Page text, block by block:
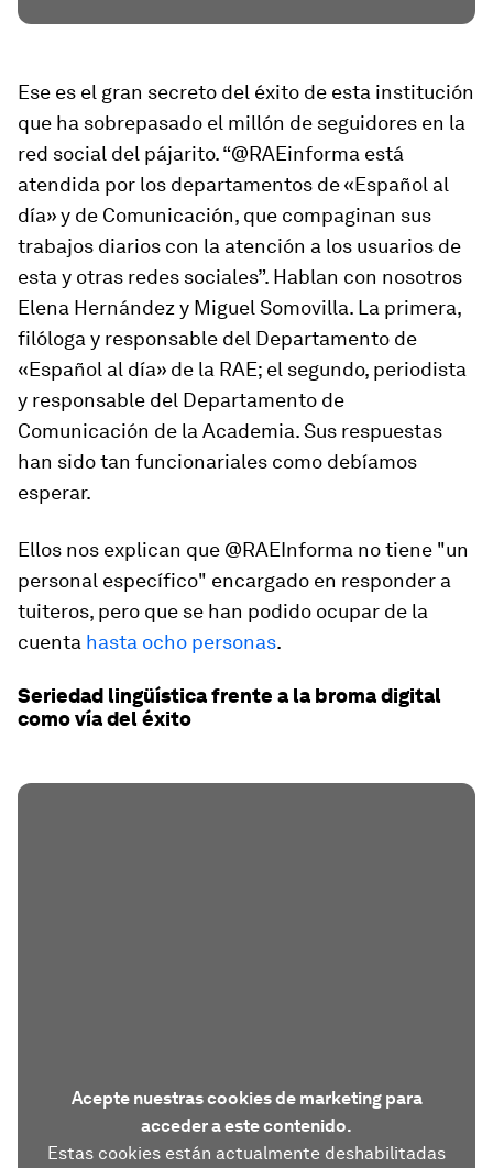
Ese es el gran secreto del éxito de esta institución
que ha sobrepasado el millón de seguidores en la
red social del pájarito. “@RAEinforma está
atendida por los departamentos de «Español al
día» y de Comunicación, que compaginan sus
trabajos diarios con la atención a los usuarios de
esta y otras redes sociales”. Hablan con nosotros
Elena Hernández y Miguel Somovilla. La primera,
filóloga y responsable del Departamento de
«Español al día» de la RAE; el segundo, periodista
y responsable del Departamento de
Comunicación de la Academia. Sus respuestas
han sido tan funcionariales como debíamos
esperar.
Ellos nos explican que @RAEInforma no tiene "un
personal específico" encargado en responder a
tuiteros, pero que se han podido ocupar de la
cuenta hasta ocho personas.
Seriedad lingüística frente a la broma digital
como vía del éxito
Acepte nuestras cookies de marketing para
acceder a este contenido.
Estas cookies están actualmente deshabilitadas